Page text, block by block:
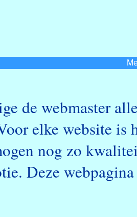
de webmaster
elke website
nog zo
Deze